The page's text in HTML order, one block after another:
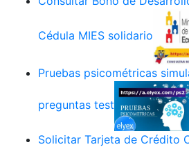
Cédula MIES solidario
Pruebas psicométricas
preguntas test
Solicitar Tarjeta de Crédito